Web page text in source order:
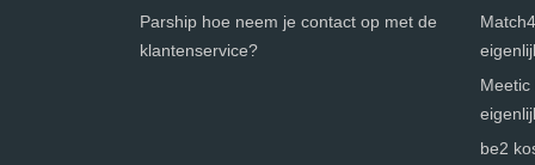
Parship hoe neem je contact op met de
klantenservice?
Meetic
be2